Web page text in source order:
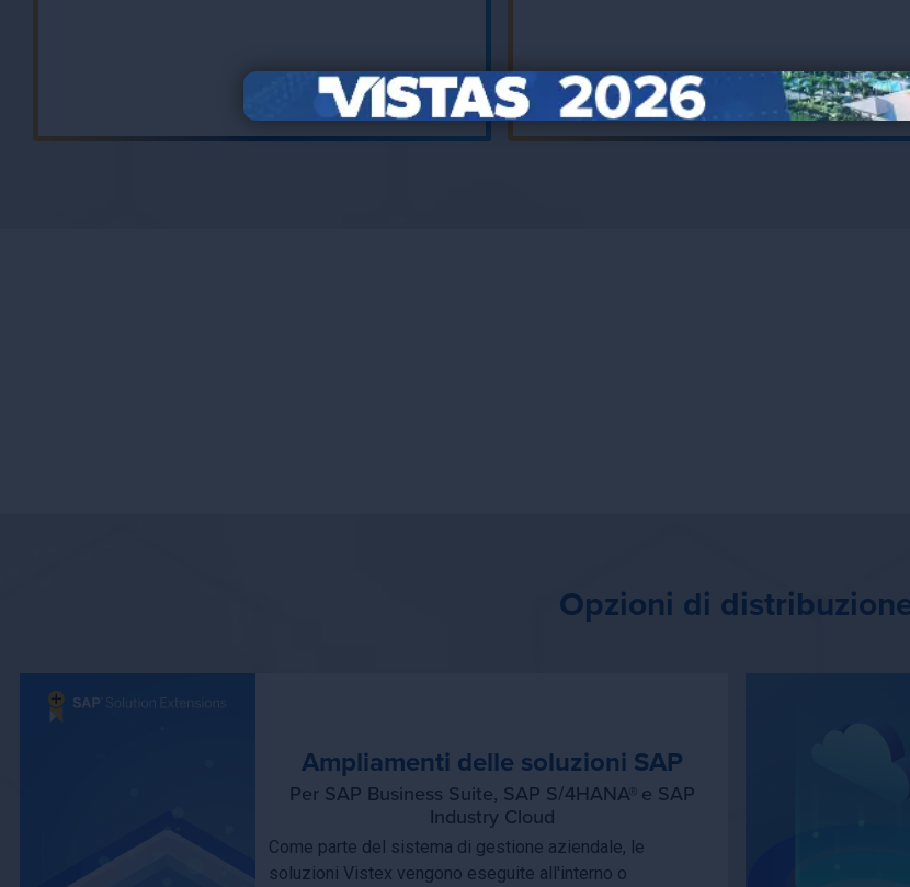
Learn More
Opzioni di
Ampliamenti delle soluzioni SAP
Per SAP Business Suite, SAP S/4HANA® e SAP
Industry Cloud
Come parte del sistema di gestione aziendale, le
soluzioni Vistex vengono eseguite all'interno o